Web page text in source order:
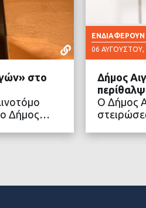
στο
ο Δήμος…
ΕΝΔΙΑΦΈΡΟΥΝ
06 ΑΥΓΟΎΣΤΟΥ,
Δήμος
Ο Δήμος